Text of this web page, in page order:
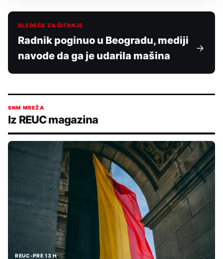
SLEDEĆE ZA ČITANJE
Radnik poginuo u Beogradu, mediji
navode da ga je udarila mašina
SNM MREŽA
Iz REUC magazina
REUC•PRE 13 H